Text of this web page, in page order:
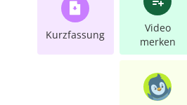
Kurzfassung
Video
merken